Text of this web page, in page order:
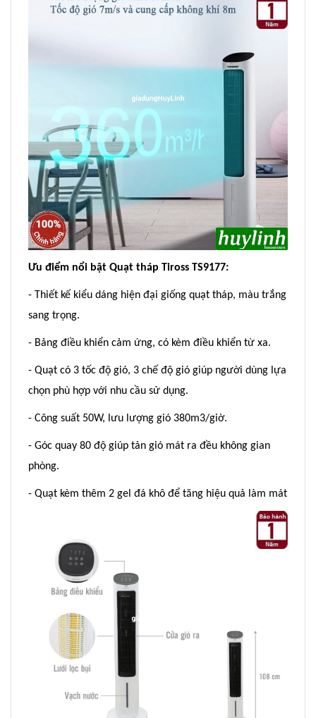
Ưu điểm nổi bật Quạt tháp Tiross TS9177:
- Thiết kế kiểu dáng hiện đại giống quạt tháp, màu trắng
sang trọng.
- Bảng điều khiển cảm ứng, có kèm điều khiển từ xa.
- Quạt có 3 tốc độ gió, 3 chế độ gió giúp người dùng lựa
chọn phù hợp với nhu cầu sử dụng.
- Công suất 50W, lưu lượng gió 380m3/giờ.
- Góc quay 80 độ giúp tản gió mát ra đều không gian
phòng.
- Quạt kèm thêm 2 gel đá khô để tăng hiệu quả làm mát